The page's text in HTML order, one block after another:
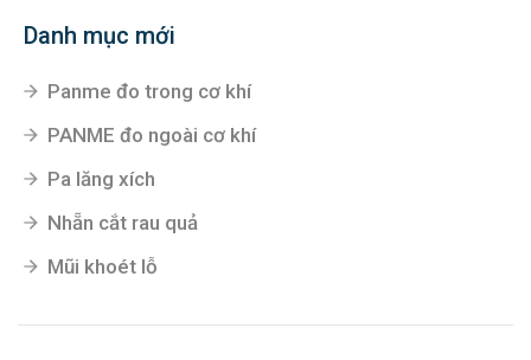
Danh mục mới
Panme đo trong cơ khí
PANME đo ngoài cơ khí
Pa lăng xích
Nhẵn cắt rau quả
Mũi khoét lỗ